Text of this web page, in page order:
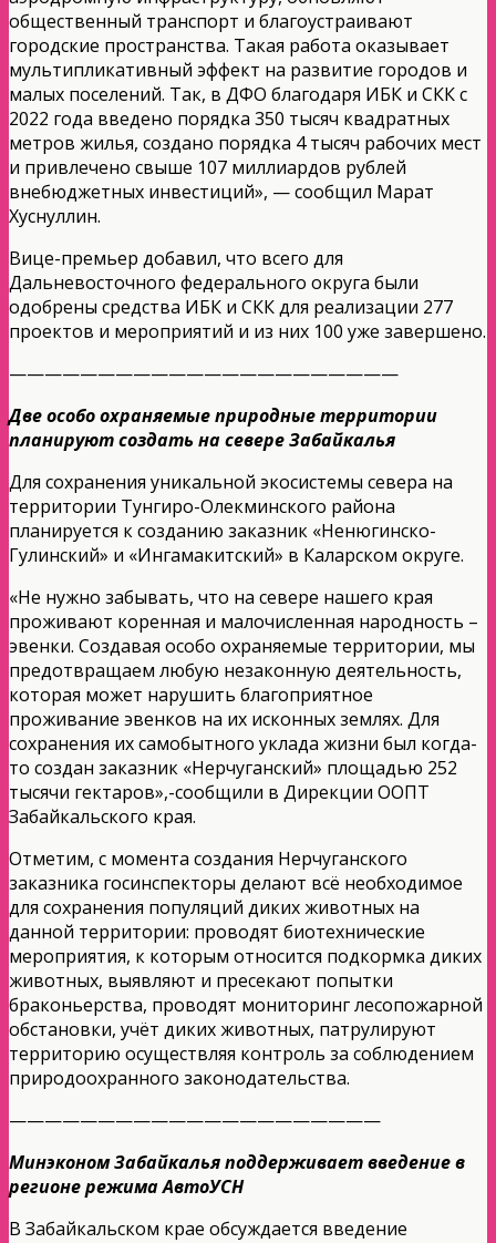
общественный транспорт и благоустраивают
городские пространства. Такая работа оказывает
мультипликативный эффект на развитие городов и
малых поселений. Так, в ДФО благодаря ИБК и СКК с
2022 года введено порядка 350 тысяч квадратных
метров жилья, создано порядка 4 тысяч рабочих мест
и привлечено свыше 107 миллиардов рублей
внебюджетных инвестиций», — сообщил Марат
Хуснуллин.
Вице-премьер добавил, что всего для
Дальневосточного федерального округа были
одобрены средства ИБК и СКК для реализации 277
проектов и мероприятий и из них 100 уже завершено.
——————————————————————
Две особо охраняемые природные территории
планируют создать на севере Забайкалья
Для сохранения уникальной экосистемы севера на
территории Тунгиро-Олекминского района
планируется к созданию заказник «Ненюгинско-
Гулинский» и «Ингамакитский» в Каларском округе.
«Не нужно забывать, что на севере нашего края
проживают коренная и малочисленная народность –
эвенки. Создавая особо охраняемые территории, мы
предотвращаем любую незаконную деятельность,
которая может нарушить благоприятное
проживание эвенков на их исконных землях. Для
сохранения их самобытного уклада жизни был когда-
то создан заказник «Нерчуганский» площадью 252
тысячи гектаров»,-сообщили в Дирекции ООПТ
Забайкальского края.
Отметим, с момента создания Нерчуганского
заказника госинспекторы делают всё необходимое
для сохранения популяций диких животных на
данной территории: проводят биотехнические
мероприятия, к которым относится подкормка диких
животных, выявляют и пресекают попытки
браконьерства, проводят мониторинг лесопожарной
обстановки, учёт диких животных, патрулируют
территорию осуществляя контроль за соблюдением
природоохранного законодательства.
—————————————————————
Минэконом Забайкалья поддерживает введение в
регионе режима АвтоУСН
В Забайкальском крае обсуждается введение